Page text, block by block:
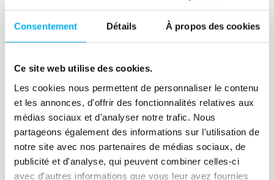
Consentement Détails À propos des cookies
Ce site web utilise des cookies.
Les cookies nous permettent de personnaliser le contenu
et les annonces, d'offrir des fonctionnalités relatives aux
médias sociaux et d'analyser notre trafic. Nous
partageons également des informations sur l'utilisation de
notre site avec nos partenaires de médias sociaux, de
publicité et d'analyse, qui peuvent combiner celles-ci
avec d'autres informations que vous leur avez fournies
Article
Podcast : quels enjeux pour la
22 février 2021 Compliance
Pour ce nouveau numéro du podcast
Ellisphere, nous revenons avec nos
invités sur les enjeux qui attendent la
compliance en 2021. Bonne écoute !